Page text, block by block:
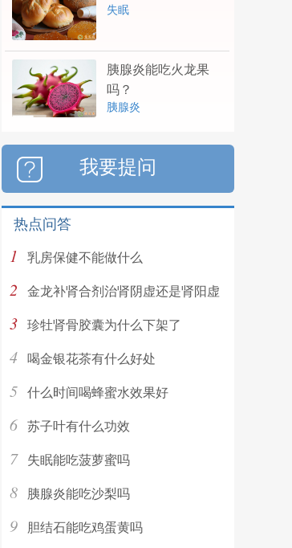
失眠
胰腺炎能吃火龙果
吗？
胰腺炎
我要提问
热点问答
1 乳房保健不能做什么
2 金龙补肾合剂治肾阴虚还是肾阳虚
3 珍牡肾骨胶囊为什么下架了
4 喝金银花茶有什么好处
5 什么时间喝蜂蜜水效果好
6 苏子叶有什么功效
7 失眠能吃菠萝蜜吗
8 胰腺炎能吃沙梨吗
9 胆结石能吃鸡蛋黄吗